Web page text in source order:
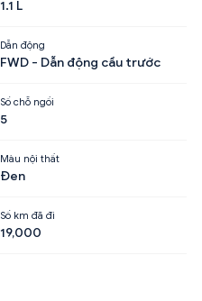
1.1 L
Dẫn động
FWD - Dẫn động cầu trước
Số chỗ ngồi
5
Màu nội thất
Đen
Số km đã đi
19,000